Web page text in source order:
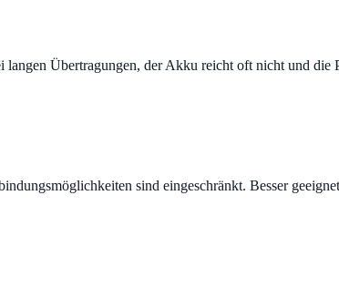
Übertragungen, der Akku reicht oft nicht und
sind eingeschränkt. Besser